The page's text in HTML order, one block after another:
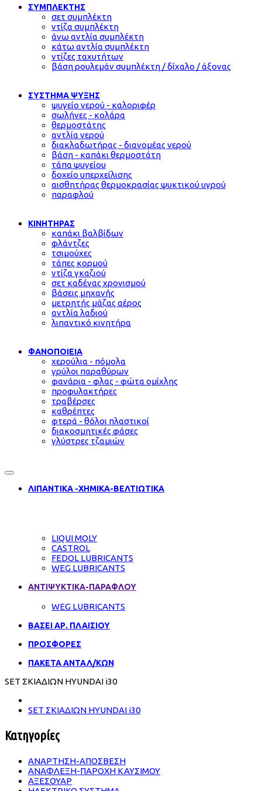
ΣΥΜΠΛΕΚΤΗΣ
σετ συμπλέκτη
ντίζα συμπλέκτη
άνω αντλία συμπλέκτη
κάτω αντλία συμπλέκτη
ντίζες ταχυτήτων
βάση ρουλεμάν συμπλέκτη / δίχαλο / άξονας
ΣΥΣΤΗΜΑ ΨΥΞΗΣ
ψυγείο νερού - καλοριφέρ
σωλήνες - κολάρα
θερμοστάτης
αντλία νερού
διακλαδωτήρας - διανομέας νερού
βάση - καπάκι θερμοστάτη
τάπα ψυγείου
δοχείο υπερχείλισης
αισθητήρας θερμοκρασίας ψυκτικού υγρού
παραφλού
ΚΙΝΗΤΗΡΑΣ
καπάκι βαλβίδων
φλάντζες
τσιμούχες
τάπες κορμού
ντίζα γκαζιού
σετ καδένας χρονισμού
βάσεις μηχανής
μετρητής μάζας αέρος
αντλία λαδιού
λιπαντικό κινητήρα
ΦΑΝΟΠΟΙΕΙΑ
χερούλια - πόμολα
γρύλοι παραθύρων
φανάρια - φλας - φώτα ομίχλης
προφυλακτήρες
τραβέρσες
καθρέπτες
φτερά - θόλοι πλαστικοί
διακοσμητικές φάσες
γλύστρες τζαμιών
ΛΙΠΑΝΤΙΚΑ -ΧΗΜΙΚΑ-ΒΕΛΤΙΩΤΙΚΑ
LIQUI MOLY
CASTROL
FEDOL LUBRICANTS
WEG LUBRICANTS
ΑΝΤΙΨΥΚΤΙΚΑ-ΠΑΡΑΦΛΟΥ
WEG LUBRICANTS
ΒΑΣΕΙ ΑΡ. ΠΛΑΙΣΙΟΥ
ΠΡΟΣΦΟΡΕΣ
ΠΑΚΕΤΑ ΑΝΤΑΛ/ΚΩΝ
SET ΣΚΙΑΔΙΩΝ HYUNDAI i30
SET ΣΚΙΑΔΙΩΝ HYUNDAI i30
Κατηγορίες
ΑΝΑΡΤΗΣΗ-ΑΠΟΣΒΕΣΗ
ΑΝΑΦΛΕΞΗ-ΠΑΡΟΧΗ ΚΑΥΣΙΜΟΥ
ΑΞΕΣΟΥΑΡ